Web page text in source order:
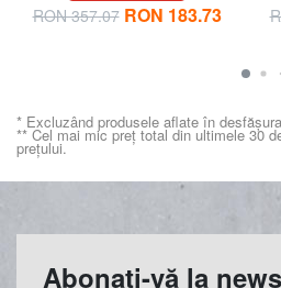
RON 357.07 RON 183.73
* Excluzând produsele aflate în
** Cel mai mic preț total din ultimele 30
prețului.
Abonați-vă la